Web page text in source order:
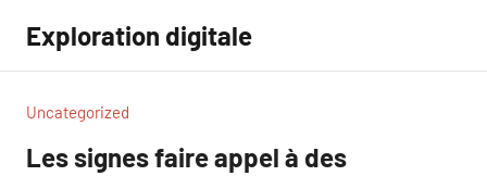
contenu
Exploration digitale
Uncategorized
Les signes faire appel à des